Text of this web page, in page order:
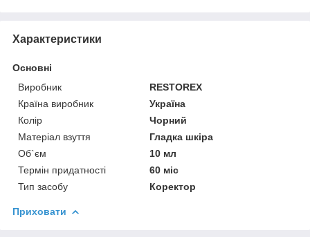
Характеристики
Основні
Виробник
RESTOREX
Країна виробник
Україна
Колір
Чорний
Матеріал взуття
Гладка шкіра
Об`єм
10 мл
Термін придатності
60 міс
Тип засобу
Коректор
Приховати